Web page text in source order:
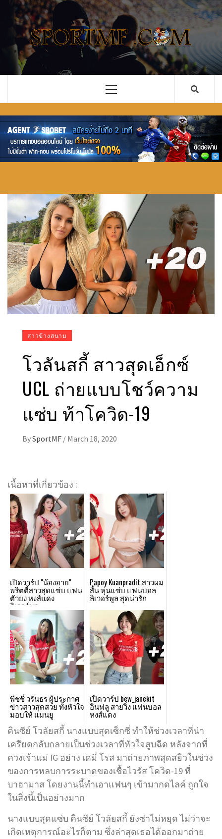
content
รวม ข่าว
ฟุตบอล
อัพเดตใหม่
ทั้งไทย และ
ต่างประเทศ
เว็บไซต์ ข่าวสารในวงการกีฬาลูกหนัง ทั้งไทยและ
ต่างประเทศ ที่จะคอยอัพเดตข่าวลือ ข่าวด่วน การ
ซื้อขายนักเตะ คอบอลอย่างคุณไม่ควรพลาด
Primary
Menu
สาวข้างสนาม
โวลันสกี้ สาวสุดเอ็กซ์
UCL ถ่ายแบบโชว์ความ
แซ่บ ท้าโควิด-19
BySportMF / March 18, 2020
เนื้อหาที่เกี่ยวข้อง :
เปิดวาร์ป "น้องอาย"
พริตตี้สาวสุดแซ่บ แฟน
ตัวยง หงส์แดง
ลิเวอร์พูล
Papoy Kuanpradit สาวผม
สั้น หุ่นแซ่บ แฟนบอล
ลิเวอร์พูล สุดน่ารัก
พีชชี่ วรันธร ผู้ประกาศ
ข่าวสาวสุดสวย ทั้งหัวใจ
มอบให้ แมนยู
เปิดวาร์ป bew_janekit
อินฟลู สายวิ่ง แฟนบอล
หงส์แดง
คินซีย์ โวลัยสกี้ นางแบบสุดเซ็กซี่ ทำให้ช่วงเวลาที่น่า
เครียดกลับกลายเป็นช่วงเวลาที่หัวใจสูบฉีด หลังจากที่
ควงเจ้าแม่ IG อย่าง เดมี่ โรส มาถ่ายภาพสุดสยิวในช่วง
ของการหลบการระบาดของเชื้อไวรัส โควิด-19 ที่
บาฮามาส โดยงานนี้ทำเอาแฟนๆ เข้ามากดไลค์ ถูกใจ
ในสิ่งนี้เป็นอย่างมาก
นางแบบสุดแซ่บ คินซีย์ โวลัยสกี้ ยังซ่าไม่หยุด ไม่ว่าจะ
เกิดเหตุการณ์อะไรก็ตาม ซึ่งล่าสุดเธอได้ออกมาถ่าย